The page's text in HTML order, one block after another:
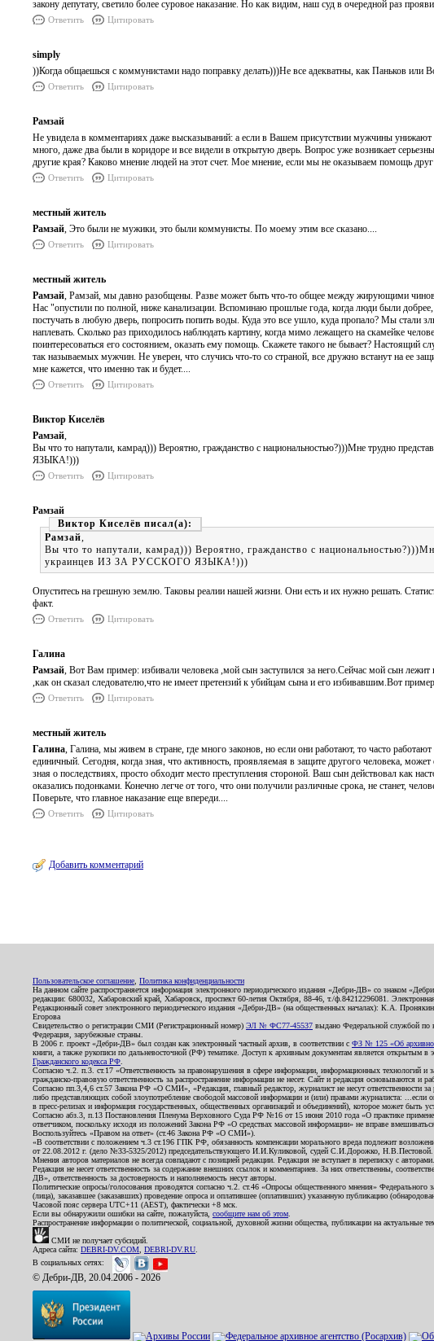
закону депутату, светило более суровое наказание. Но как видим, наш суд в очередной раз
Ответить Цитировать
simply
))Когда общаешься с коммунистами надо поправку делать)))Не все адекватны, как Паньков или
Ответить Цитировать
Рамзай
Не увидела в комментариях даже высказываний: а если в Вашем присутствии мужчины
много, даже два были в коридоре и все видели в открытую дверь. Вопрос уже возникает
другие края? Каково мнение людей на этот счет. Мое мнение, если мы не оказываем помощь
Ответить Цитировать
местный житель
Рамзай, Это были не мужики, это были коммунисты. По моему этим все сказано....
Ответить Цитировать
местный житель
Рамзай, Рамзай, мы давно разобщены. Разве может быть что-то общее между жирующими
Нас "опустили по полной, ниже канализации. Вспоминаю прошлые года, когда люди были
постучать в любую дверь, попросить попить воды. Куда это все ушло, куда пропало? Мы стали
наплевать. Сколько раз приходилось наблюдать картину, когда мимо лежащего на скамейке
поинтересоваться его состоянием, оказать ему помощь. Скажете такого не бывает? Настоящий
так называемых мужчин. Не уверен, что случись что-то со страной, все дружно встанут на ее
мне кажется, что именно так и будет....
Ответить Цитировать
Виктор Киселёв
Рамзай,
Вы что то напутали, камрад))) Вероятно, гражданство с национальностью?)))Мне трудно
ЯЗЫКА!)))
Ответить Цитировать
Рамзай
Виктор Киселёв
Рамзай,
Вы что то напутали, камрад))) Вероятно, гражданство с
украинцев ИЗ ЗА РУССКОГО ЯЗЫКА!)))
Опуститесь на грешную землю. Таковы реалии нашей жизни. Они есть и их нужно решать.
факт.
Ответить Цитировать
Галина
Рамзай, Вот Вам пример: избивали человека ,мой сын заступился за него.Сейчас мой сын
,как он сказал следователю,что не имеет претензий к убийцам сына и его избивавшим.Вот
Ответить Цитировать
местный житель
Галина, Галина, мы живем в стране, где много законов, но если они работают, то часто
единичный. Сегодня, когда зная, что активность, проявляемая в защите другого человека,
зная о последствиях, просто обходит место преступления стороной. Ваш сын действовал как
оказались подонками. Конечно легче от того, что они получили различные срока, не станет,
Поверьте, что главное наказание еще впереди....
Ответить Цитировать
Добавить комментарий
Пользовательское соглашение Политика конфиденциальности
На данном сайте распространяется информация электронного периодического издания «Дебри-ДВ» со знаком
редакции: 680032, Хабаровский край, Хабаровск, проспект 60-летия Октября, 88-46, т./ф.84212296081.
Редакционный совет электронного периодического издания «Дебри-ДВ» (на общественных началах):
Егорова
Свидетельство о регистрации СМИ (Регистрационный номер) ЭЛ № ФС77-45537 выдано Федеральной службой по
Федерация, зарубежные страны.
В 2006 г. проект «Дебри-ДВ» был создан как электронный частный архив, в соответствии с ФЗ № 125 «Об
книги, а также рукописи по дальневосточной (РФ) тематике. Доступ к архивным документам является открытым в
Гражданского кодекса РФ
Согласно ч.2. п.3. ст.17 «Ответственность за правонарушения в сфере информации, информационных технологий и
гражданско-правовую ответственность за распространение информации не несет. Сайт и редакция основываются и
Согласно пп.3,4,6 ст.57 Закона РФ «О СМИ», «Редакция, главный редактор, журналист не несут ответственности
либо представляющих собой злоупотребление свободой массовой информации и (или) правами журналиста:
в пресс-релизах и информация государственных, общественных организаций и объединений), которое может быть
Согласно абз.3, п.13 Постановления Пленума Верховного Суда РФ №16 от 15 июня 2010 года «О практике
ответчиком, поскольку исходя из положений Закона РФ «О средствах массовой информации» не вправе
Воспользуйтесь «Правом на ответ» (ст.46 Закона РФ «О СМИ»).
«В соответствии с положением ч.3 ст.196 ГПК РФ, обязанность компенсации морального вреда подлежит
от 22.08.2012 г. (дело №33-5325/2012) председательствующего И.И.Куликовой, судей С.И.Дорожко, Н.В.Пестовой.
Мнения авторов материалов не всегда совпадают с позицией редакции. Редакция не вступает в переписку с авторами.
Редакция не несет ответственность за содержание внешних ссылок и комментариев. За них ответственны,
ДВ», ответственность за достоверность и наполняемость несут авторы.
Политические опросы/голосования проводятся согласно ч.2. ст.46 «Опросы общественного мнения»
(лица), заказавшее (заказавших) проведение опроса и оплатившее (оплативших) указанную публикацию
Часовой пояс сервера UTC+11 (AEST), фактически +8 мск.
Если вы обнаружили ошибки на сайте, пожалуйста, сообщите нам об этом
Распространение информации о политической, социальной, духовной жизни общества, публикации на
СМИ не получает субсидий.
Адреса сайта: DEBRI-DV.COM DEBRI-DV.RU
В социальных сетях:
© Дебри-ДВ, 20.04.2006 - 2026